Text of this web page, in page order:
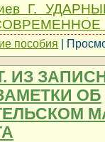
Г.
пособия |
ИЗ
ОБ